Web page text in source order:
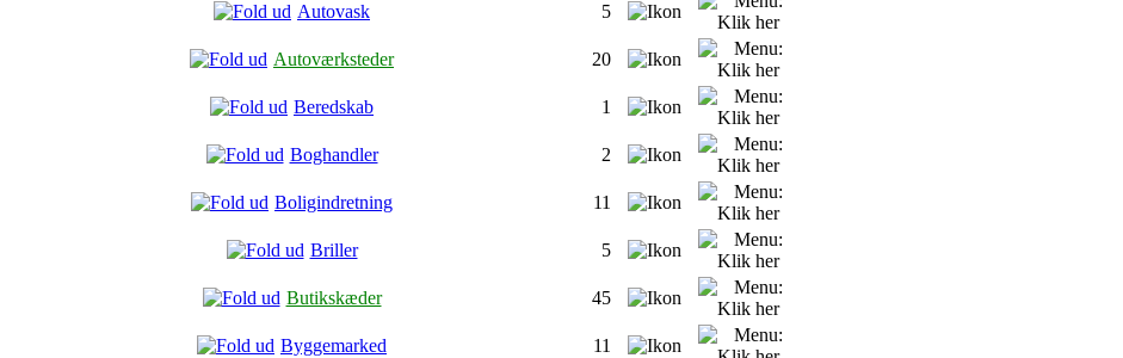
Autovask 5
Autoværksteder 20
Beredskab 1
Boghandler 2
Boligindretning 11
Briller 5
Butikskæder 45
Byggemarked 11